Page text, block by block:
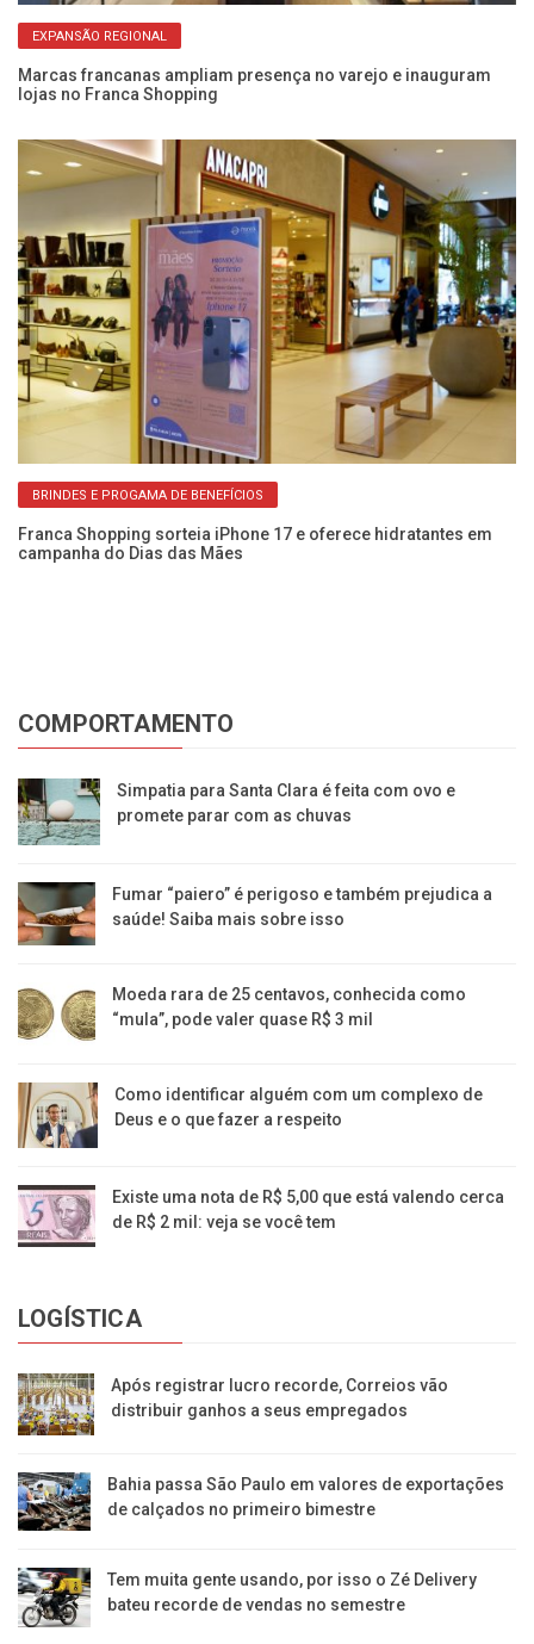
EXPANSÃO REGIONAL
Marcas francanas ampliam presença no varejo e inauguram
lojas no Franca Shopping
BRINDES E PROGAMA DE BENEFÍCIOS
Franca Shopping sorteia iPhone 17 e oferece hidratantes em
campanha do Dias das Mães
COMPORTAMENTO
Simpatia para Santa Clara é feita com ovo e
promete parar com as chuvas
Fumar “paiero” é perigoso e também prejudica a
saúde! Saiba mais sobre isso
Moeda rara de 25 centavos, conhecida como
“mula”, pode valer quase R$ 3 mil
Como identificar alguém com um complexo de
Deus e o que fazer a respeito
Existe uma nota de R$ 5,00 que está valendo cerca
de R$ 2 mil: veja se você tem
LOGÍSTICA
Após registrar lucro recorde, Correios vão
distribuir ganhos a seus empregados
Bahia passa São Paulo em valores de exportações
de calçados no primeiro bimestre
Tem muita gente usando, por isso o Zé Delivery
bateu recorde de vendas no semestre